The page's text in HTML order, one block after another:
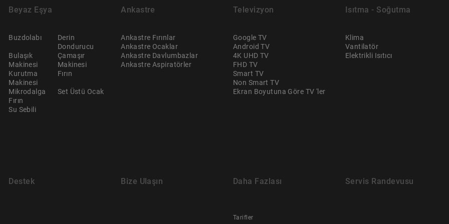
Beyaz Eşya
Buzdolabı
Derin
Dondurucu
Bulaşık
Makinesi
Çamaşır
Makinesi
Kurutma
Makinesi
Fırın
Mikrodalga
Fırın
Set Üstü Ocak
Su Sebili
Ankastre
Ankastre Fırınlar
Ankastre Ocaklar
Ankastre Davlumbazlar
Ankastre Aspiratörler
Televizyon
Google TV
Android TV
4K UHD TV
FHD TV
Smart TV
Non Smart TV
Ekran Boyutuna Göre TV 'ler
Isıtma - Soğutma
Klima
Vantilatör
Elektrikli Isıtıcı
Destek Bize Ulaşın Daha Fazlası
Tarifler
Servis Randevusu